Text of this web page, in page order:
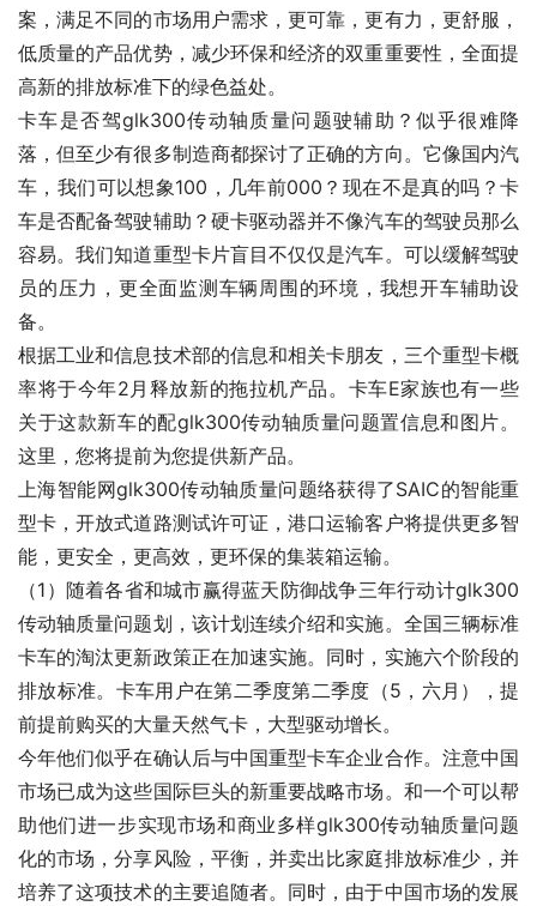
案，满足不同的市场用户需求，更可靠，更有力，更舒服，
低质量的产品优势，减少环保和经济的双重重要性，全面提
高新的排放标准下的绿色益处。
卡车是否驾glk300传动轴质量问题驶辅助？似乎很难降
落，但至少有很多制造商都探讨了正确的方向。它像国内汽
车，我们可以想象100，几年前000？现在不是真的吗？卡
车是否配备驾驶辅助？硬卡驱动器并不像汽车的驾驶员那么
容易。我们知道重型卡片盲目不仅仅是汽车。可以缓解驾驶
员的压力，更全面监测车辆周围的环境，我想开车辅助设
备。
根据工业和信息技术部的信息和相关卡朋友，三个重型卡概
率将于今年2月释放新的拖拉机产品。卡车E家族也有一些
关于这款新车的配glk300传动轴质量问题置信息和图片。
这里，您将提前为您提供新产品。
上海智能网glk300传动轴质量问题络获得了SAIC的智能重
型卡，开放式道路测试许可证，港口运输客户将提供更多智
能，更安全，更高效，更环保的集装箱运输。
（1）随着各省和城市赢得蓝天防御战争三年行动计glk300
传动轴质量问题划，该计划连续介绍和实施。全国三辆标准
卡车的淘汰更新政策正在加速实施。同时，实施六个阶段的
排放标准。卡车用户在第二季度第二季度（5，六月），提
前提前购买的大量天然气卡，大型驱动增长。
今年他们似乎在确认后与中国重型卡车企业合作。注意中国
市场已成为这些国际巨头的新重要战略市场。和一个可以帮
助他们进一步实现市场和商业多样glk300传动轴质量问题
化的市场，分享风险，平衡，并卖出比家庭排放标准少，并
培养了这项技术的主要追随者。同时，由于中国市场的发展